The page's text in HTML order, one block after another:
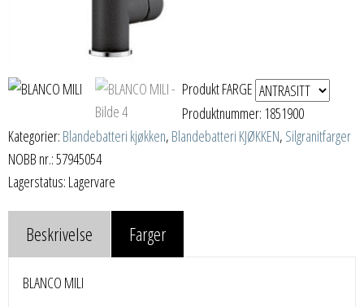
Produkt FARGE
Produktnummer: 1851900
Kategorier: Blandebatteri kjøkken, Blandebatteri KJØKKEN, Silgranitfarger
NOBB nr.: 57945054
Lagerstatus: Lagervare
Beskrivelse Farger
BLANCO MILI